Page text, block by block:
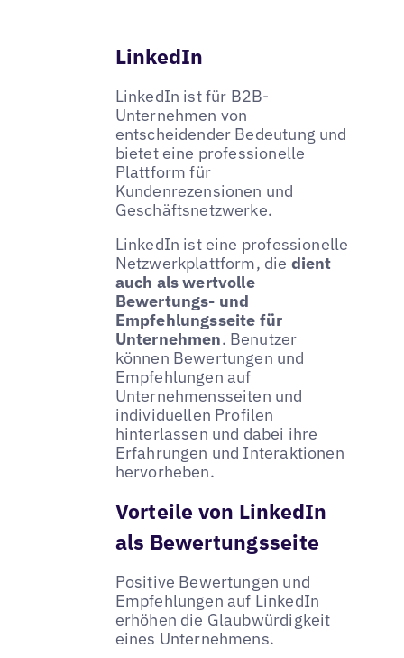
LinkedIn
LinkedIn ist für B2B-
Unternehmen von
entscheidender Bedeutung und
bietet eine professionelle
Plattform für
Kundenrezensionen und
Geschäftsnetzwerke.
LinkedIn ist eine professionelle
Netzwerkplattform, die dient
auch als wertvolle
Bewertungs- und
Empfehlungsseite für
Unternehmen. Benutzer
können Bewertungen und
Empfehlungen auf
Unternehmensseiten und
individuellen Profilen
hinterlassen und dabei ihre
Erfahrungen und Interaktionen
hervorheben.
Vorteile von LinkedIn
als Bewertungsseite
Positive Bewertungen und
Empfehlungen auf LinkedIn
erhöhen die Glaubwürdigkeit
eines Unternehmens.